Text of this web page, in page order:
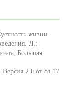
жизни.
Л.:
Большая
2.0 от от 17